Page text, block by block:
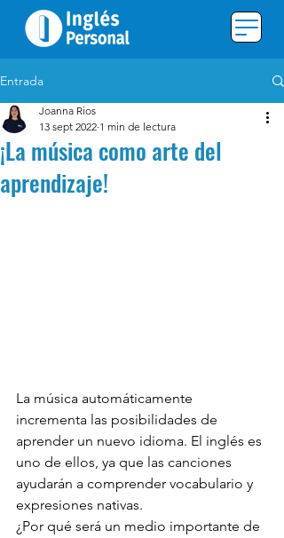
Entrada
¡La música como arte del
aprendizaje!
Joanna Rios
13 sept 2022 1 min de lectura
La música automáticamente
incrementa las posibilidades de
aprender un nuevo idioma. El inglés es
uno de ellos, ya que las canciones
ayudarán a comprender vocabulario y
expresiones nativas.
¿Por qué será un medio importante de